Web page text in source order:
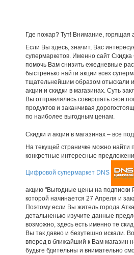
Где пожар? Тут! Внимание, горящая
Если Вы здесь, значит, Вас
супермаркетов. Именно сайт
помочь Вам снизить ежедневные
быстренько найти акции всех
тщательнейшим образом отыскали
акции и скидки в магазинах. Суть
Вы отправлялись совершать свои
продуктов и заканчивая
по наиболее выгодным ценам.
Скидки и акции в магазинах – все
На текущей страничке можно найти
конкретные интересные
Цифровой супермаркет DNS
акцию "Выгодные цены на подписки
которой начинается 27 Апреля и
Поэтому если Вы житель города
детальненько изучите данные
возможно, здесь есть именно те
Вы так давно и безутешно искали.
вперед в ближайший к Вам магазин
будьте бдительны и внимательно